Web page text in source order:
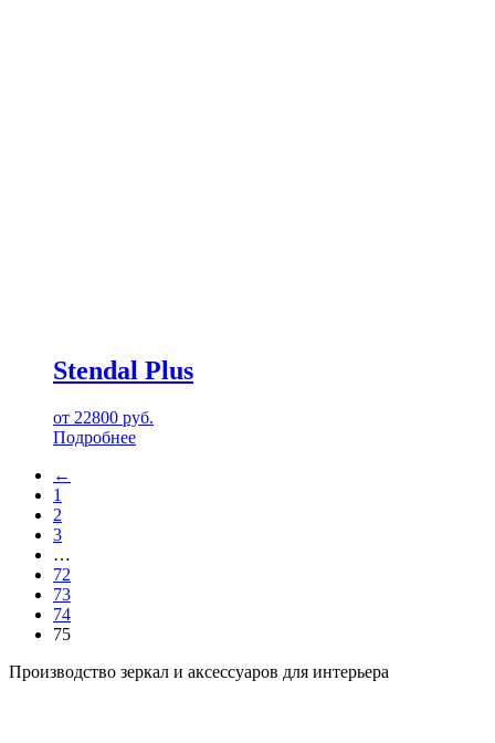
Stendal Plus
от 22800 руб.
Подробнее
←
1
2
3
…
72
73
74
75
Производство зеркал и аксессуаров для интерьера